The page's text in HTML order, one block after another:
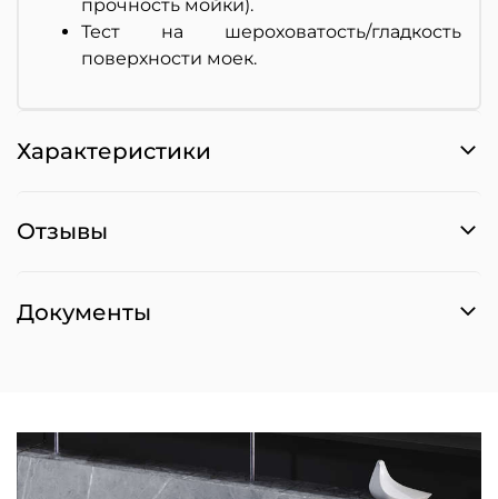
прочность мойки).
Тест на шероховатость/гладкость
поверхности моек.
Характеристики
Отзывы
Документы